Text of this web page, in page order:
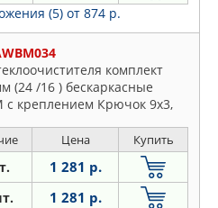
(5) от 874 р.
комплект
(24 /16 ) бескаркасные
с креплением Крючок 9x3,
Цена Купить
1 281 р.
1 281 р.